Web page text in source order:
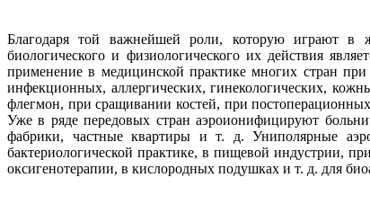
Благодаря той важнейшей роли, которую играют в
биологического и физиологического их действия
применение в медицинской практике многих стран при
инфекционных, аллергических, гинекологических,
флегмон, при сращивании костей, при
Уже в ряде передовых стран аэроионифицируют
фабрики, частные квартиры и т. д. Униполярные
бактериологической практике, в пищевой индустрии,
оксигенотерапии, в кислородных подушках и т. д. для